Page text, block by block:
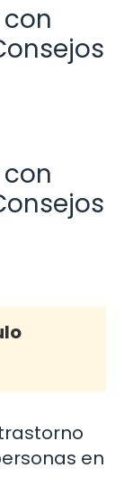
en